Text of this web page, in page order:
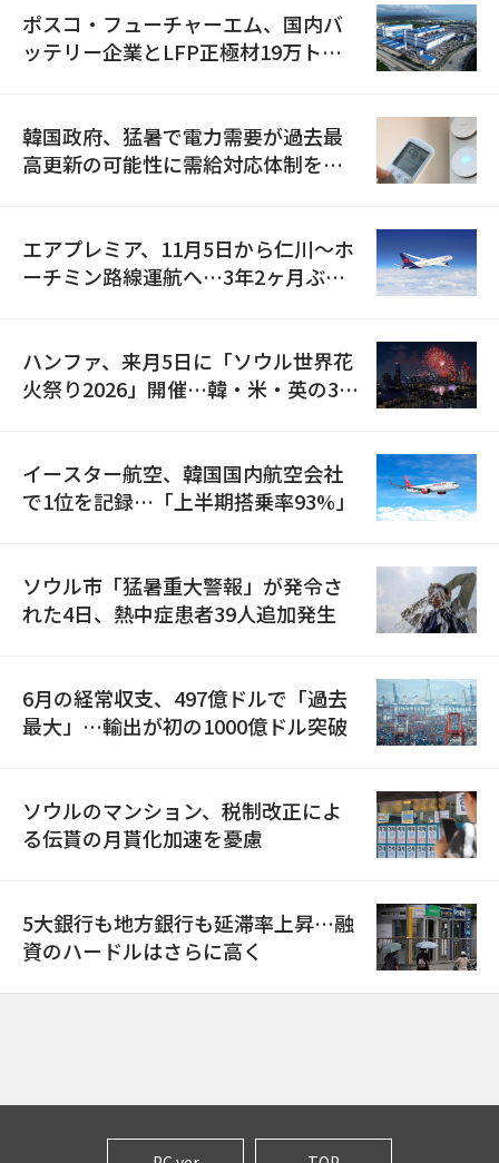
ポスコ・フューチャーエム、国内バ
ッテリー企業とLFP正極材19万トン
韓国政府、猛暑で電力需要が過去最
高更新の可能性に需給対応体制を点
エアプレミア、11月5日から仁川〜ホ
ーチミン路線運航へ…3年2ヶ月ぶり
ハンファ、来月5日に「ソウル世界花
火祭り2026」開催…韓・米・英の3カ
イースター航空、韓国国内航空会社
で1位を記録…「上半期搭乗率93%」
ソウル市「猛暑重大警報」が発令さ
れた4日、熱中症患者39人追加発生
6月の経常収支、497億ドルで「過去
最大」…輸出が初の1000億ドル突破
ソウルのマンション、税制改正によ
る伝貰の月貰化加速を憂慮
5大銀行も地方銀行も延滞率上昇…融
資のハードルはさらに高く